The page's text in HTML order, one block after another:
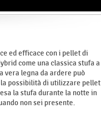
ed efficace con i pellet di
come una classica stufa a
vera legna da ardere può
possibilità di utilizzare pellet
la stufa durante la notte in
non sei presente.